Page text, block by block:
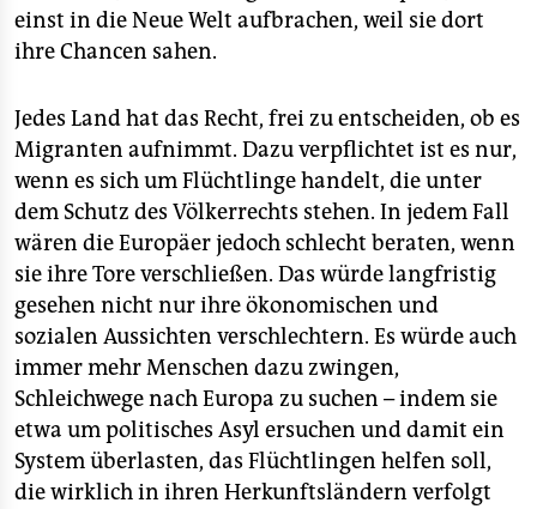
einst in die Neue Welt aufbrachen, weil sie dort
ihre Chancen sahen.
Jedes Land hat das Recht, frei zu entscheiden, ob es
Migranten aufnimmt. Dazu verpflichtet ist es nur,
wenn es sich um Flüchtlinge handelt, die unter
dem Schutz des Völkerrechts stehen. In jedem Fall
wären die Europäer jedoch schlecht beraten, wenn
sie ihre Tore verschließen. Das würde langfristig
gesehen nicht nur ihre ökonomischen und
sozialen Aussichten verschlechtern. Es würde auch
immer mehr Menschen dazu zwingen,
Schleichwege nach Europa zu suchen – indem sie
etwa um politisches Asyl ersuchen und damit ein
System überlasten, das Flüchtlingen helfen soll,
die wirklich in ihren Herkunftsländern verfolgt